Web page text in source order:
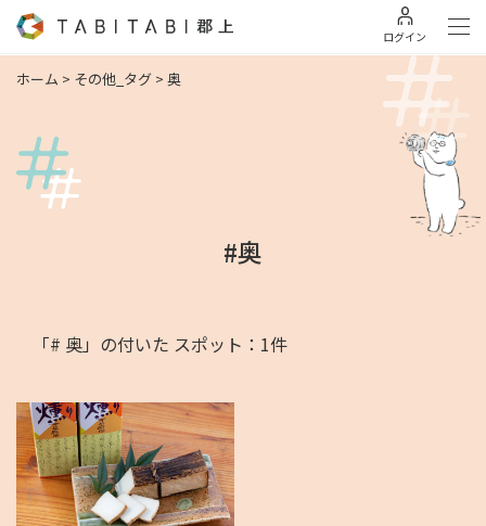
ログイン
ホーム > その他_タグ > 奥
#奥
「# 奥」の付いた スポット：1件